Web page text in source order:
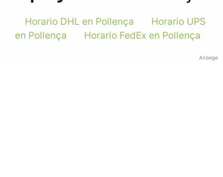
Horario DHL en Pollença
Horario UPS
en Pollença
Horario FedEx en Pollença
Anzeige